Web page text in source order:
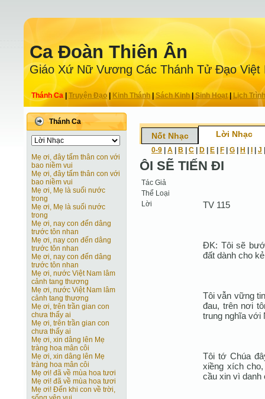
Ca Ðoàn Thiên Ân
Giáo Xứ Nữ Vương Các Thánh Tử Ðạo Việt
Thánh Ca Truyện Ðạo| Kinh Thánh Sách Kinh|Sinh Hoạt| Lịch Trình
Thánh Ca
Mẹ ơi, đây tấm thân con với
bao niềm vui
Mẹ ơi, đây tấm thân con với
bao niềm vui
Mẹ ơi, Mẹ là suối nước
trong
Mẹ ơi, Mẹ là suối nước
trong
Mẹ ơi, nay con đến dâng
trước tôn nhan
Mẹ ơi, nay con đến dâng
trước tôn nhan
Mẹ ơi, nay con đến dâng
trước tôn nhan
Mẹ ơi, nước Việt Nam lâm
cảnh tang thương
Mẹ ơi, nước Việt Nam lâm
cảnh tang thương
Mẹ ơi, trên trần gian con
chưa thấy ai
Mẹ ơi, trên trần gian con
chưa thấy ai
Mẹ ơi, xin dâng lên Mẹ
tràng hoa mân côi
Mẹ ơi, xin dâng lên Mẹ
tràng hoa mân côi
Mẹ ơi! đã về mùa hoa tươi
Mẹ ơi! đã về mùa hoa tươi
Mẹ ơi! Ðến khi con về trời,
Nốt Nhạc Lời Nhạc
0-9 A B C D E F G H J
ÔI SẼ TIẾN ĐI
Tác Giả
Thể Loại
Lời
TV 115
ĐK: Tôi sẽ
đất dành cho
Tôi vẫn vững
đau, trên nơi
trung nghĩa với
Tôi tớ Chúa
xiềng xích
cầu xin vì danh